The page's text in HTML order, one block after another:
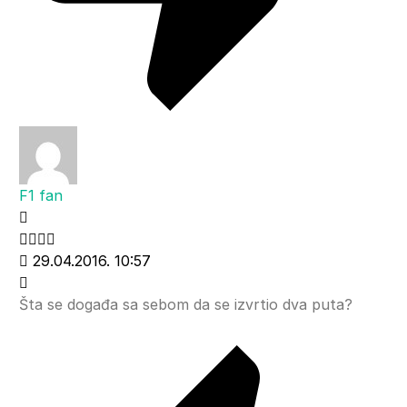
F1 fan
29.04.2016. 10:57
Šta se događa sa sebom da se izvrtio dva puta?